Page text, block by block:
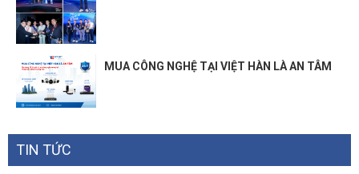
MUA CÔNG NGHỆ TẠI VIỆT HÀN LÀ AN TÂM
TIN TỨC